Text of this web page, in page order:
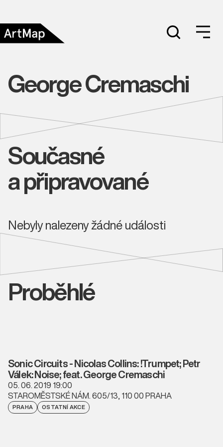
George Cremaschi
Současné
a připravované
Nebyly nalezeny žádné události
Proběhlé
Sonic Circuits - Nicolas Collins: !Trumpet; Petr
Válek: Noise; feat. George Cremaschi
05. 06. 2019 19:00
STAROMĚSTSKÉ NÁM. 605/13, 110 00 PRAHA
PRAHA OSTATNÍ AKCE